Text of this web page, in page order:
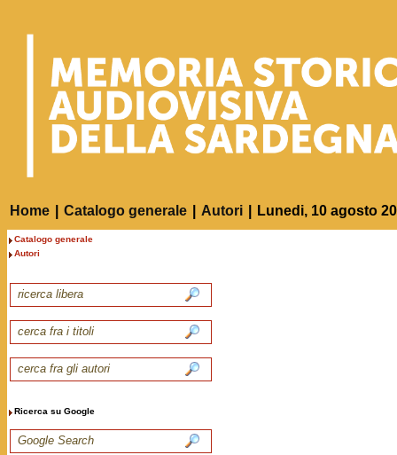
Home Catalogo generale Autori Lunedi, 10 agosto
Catalogo generale
Autori
Ricerca su Google